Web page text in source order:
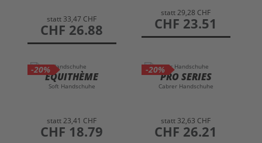
statt 33,47 CHF
preis
CHF 26.88
statt29,28 CHF
preis
CHF 23.51
-20%
EQUITHÈME
Soft Handschuhe
statt23,41 CHF
preis
CHF 18.79
-20%
PRO SERIES
Cabrer Handschuhe
statt 32,63 CHF
preis
CHF 26.21